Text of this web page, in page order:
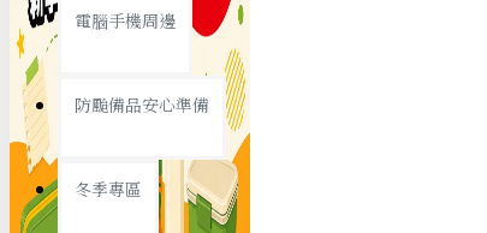
節慶熱賣
電腦手機周邊
防颱備品安心準備
冬季專區